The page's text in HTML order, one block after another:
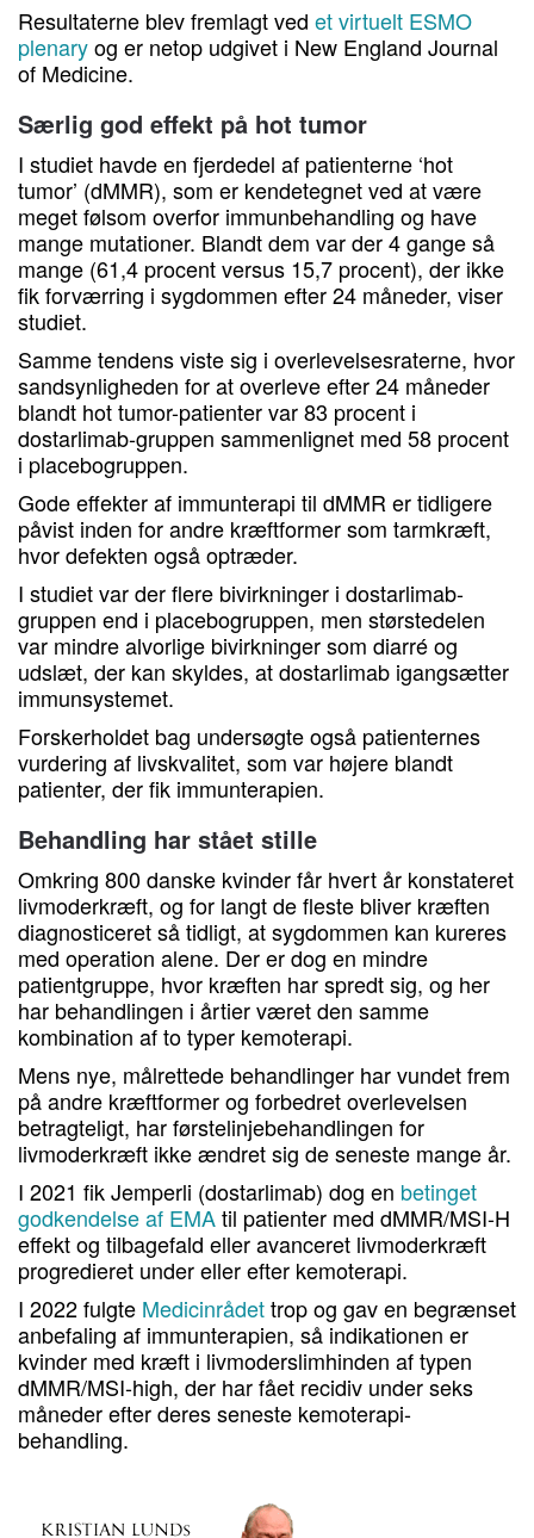
Resultaterne blev fremlagt ved et virtuelt ESMO
plenaryog er netop udgivet i New England Journal
of Medicine.
Særlig god effekt på hot tumor
I studiet havde en fjerdedel af patienterne ‘hot
tumor’ (dMMR), som er kendetegnet ved at være
meget følsom overfor immunbehandling og have
mange mutationer. Blandt dem var der 4 gange så
mange (61,4 procent versus 15,7 procent), der ikke
fik forværring i sygdommen efter 24 måneder, viser
studiet.
Samme tendens viste sig i overlevelsesraterne, hvor
sandsynligheden for at overleve efter 24 måneder
blandt hot tumor-patienter var 83 procent i
dostarlimab-gruppen sammenlignet med 58 procent
i placebogruppen.
Gode effekter af immunterapi til dMMR er tidligere
påvist inden for andre kræftformer som tarmkræft,
hvor defekten også optræder.
I studiet var der flere bivirkninger i dostarlimab-
gruppen end i placebogruppen, men størstedelen
var mindre alvorlige bivirkninger som diarré og
udslæt, der kan skyldes, at dostarlimab igangsætter
immunsystemet.
Forskerholdet bag undersøgte også patienternes
vurdering af livskvalitet, som var højere blandt
patienter, der fik immunterapien.
Behandling har stået stille
Omkring 800 danske kvinder får hvert år konstateret
livmoderkræft, og for langt de fleste bliver kræften
diagnosticeret så tidligt, at sygdommen kan kureres
med operation alene. Der er dog en mindre
patientgruppe, hvor kræften har spredt sig, og her
har behandlingen i årtier været den samme
kombination af to typer kemoterapi.
Mens nye, målrettede behandlinger har vundet frem
på andre kræftformer og forbedret overlevelsen
betragteligt, har førstelinjebehandlingen for
livmoderkræft ikke ændret sig de seneste mange år.
I 2021 fik Jemperli (dostarlimab) dog en betinget
godkendelse af EMAtil patienter med dMMR/MSI-H
effekt og tilbagefald eller avanceret livmoderkræft
progredieret under eller efter kemoterapi.
I 2022 fulgte Medicinrådettrop og gav en begrænset
anbefaling af immunterapien, så indikationen er
kvinder med kræft i livmoderslimhinden af typen
dMMR/MSI-high, der har fået recidiv under seks
måneder efter deres seneste kemoterapi-
behandling.